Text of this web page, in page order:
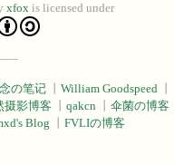
xfoxis licensed under
の笔记 William Goodspeed
摄影博客 qakcn
伞菌の博客
Blog FVLIの博客